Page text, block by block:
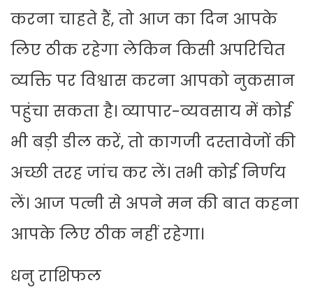
करना चाहते हैं, तो आज का दिन आपके
लिए ठीक रहेगा लेकिन किसी अपरिचित
व्यक्ति पर विश्वास करना आपको नुकसान
पहुंचा सकता है। व्यापार-व्यवसाय में कोई
भी बड़ी डील करें, तो कागजी दस्तावेजों की
अच्छी तरह जांच कर लें। तभी कोई निर्णय
लें। आज पत्नी से अपने मन की बात कहना
आपके लिए ठीक नहीं रहेगा।
धनु राशिफल